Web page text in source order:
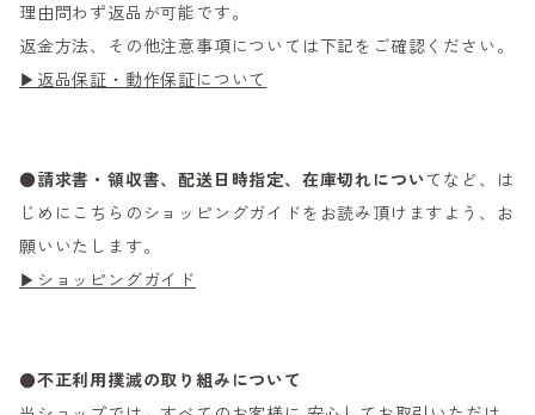
理由問わず返品が可能です。
返金方法、その他注意事項については下記をご確認ください。
▶返品保証・動作保証について
●請求書・領収書、配送日時指定、在庫切れについてなど、は
じめにこちらのショッピングガイドをお読み頂けますよう、お
願いいたします。
▶ショッピングガイド
●不正利用撲滅の取り組みについて